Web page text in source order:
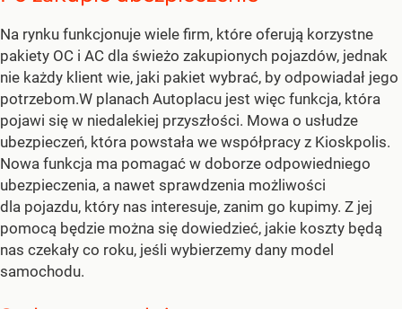
Na rynku funkcjonuje wiele firm, które oferują korzystne
pakiety OC i AC dla świeżo zakupionych pojazdów, jednak
nie każdy klient wie, jaki pakiet wybrać, by odpowiadał jego
potrzebom.W planach Autoplacu jest więc funkcja, która
pojawi się w niedalekiej przyszłości. Mowa o usłudze
ubezpieczeń, która powstała we współpracy z Kioskpolis.
Nowa funkcja ma pomagać w doborze odpowiedniego
ubezpieczenia, a nawet sprawdzenia możliwości
dla pojazdu, który nas interesuje, zanim go kupimy. Z jej
pomocą będzie można się dowiedzieć, jakie koszty będą
nas czekały co roku, jeśli wybierzemy dany model
samochodu.